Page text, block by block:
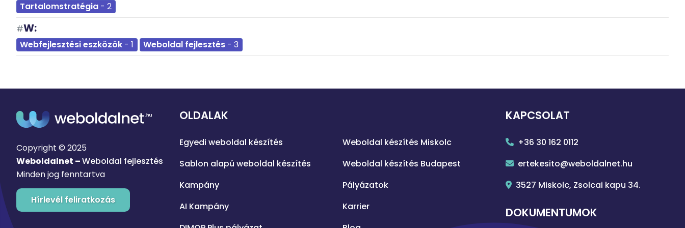
Tartalomstratégia - 2
#W:
Webfejlesztési eszközök - 1 Weboldal fejlesztés - 3
Copyright © 2025
Weboldalnet –Weboldal fejlesztés
Minden jog fenntartva
Hírlevél feliratkozás
OLDALAK
Egyedi weboldal készítés
Sablon alapú weboldal készítés
Kampány
AI Kampány
Weboldal készítés Miskolc
Weboldal készítés Budapest
Pályázatok
Karrier
KAPCSOLAT
+36 30 162 0112
ertekesito@weboldalnet.hu
3527 Miskolc, Zsolcai kapu 34.
DOKUMENTUMOK